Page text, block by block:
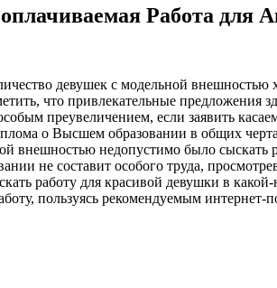
Работа для
девушек с модельной
что привлекательные предложения
преувеличением, если заявить
о Высшем образовании в общих
внешностью недопустимо было сыскать
не составит особого труда,
работу для красивой девушки в
пользуясь рекомендуемым